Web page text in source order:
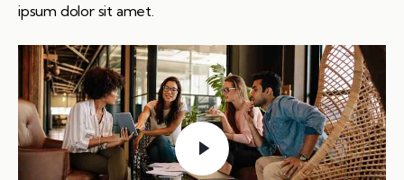
ipsum dolor sit amet.